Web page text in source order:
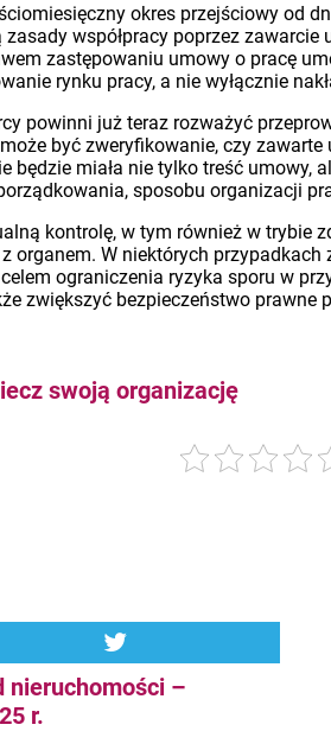
okres przejściowy od
współpracy poprzez
zastępowaniu umowy o pracę
rynku pracy, a nie wyłącznie
powinni już teraz rozważyć
być zweryfikowanie, czy
będzie miała nie tylko treść
sposobu organizacji
kontrolę, w tym również w trybie
organem. W niektórych
ograniczenia ryzyka sporu w
zwiększyć bezpieczeństwo prawne
swoją organizację
nieruchomości –
r.